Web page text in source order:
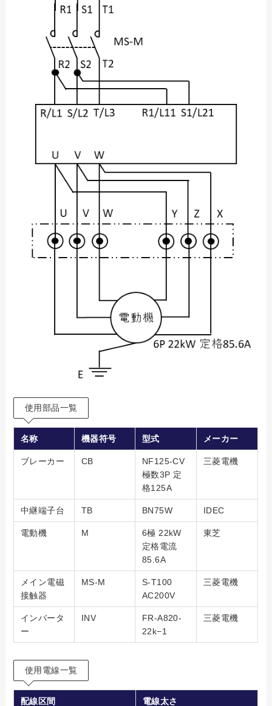
使用部品一覧
名称 機器符号 型式 メーカー
ブレーカー CB
NF125-CV
極数3P 定
格125A
三菱電機
中継端子台 TB BN75W IDEC
電動機 M
6極 22kW
定格電流
85.6A
東芝
メイン電磁
接触器
MS-M
S-T100
AC200V
三菱電機
インバータ
ー
INV
FR-A820-
22k−1
三菱電機
使用電線一覧
配線区間 電線太さ